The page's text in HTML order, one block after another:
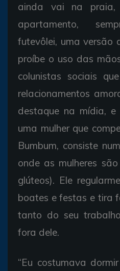
ainda vai na
apartamento,
futevôlei, uma versão
proíbe o uso das
colunistas sociais
relacionamentos
destaque na mídia,
uma mulher que
Bumbum, consiste
onde as mulheres
glúteos). Ele
boates e festas e tira
tanto do seu
fora dele.
“Eu costumava